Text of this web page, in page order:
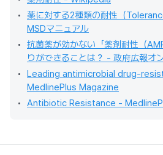
薬に対する2種類の耐性（
MSDマニュアル
抗菌薬が効かない「薬剤耐性（
りができることは？ - 政府広報オ
Leading antimicrobial drug-
MedlinePlus Magazine
Antibiotic Resistance -